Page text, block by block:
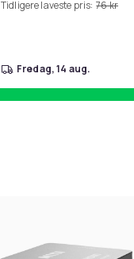
Tidligere laveste pris: 76 kr
fredag, 14 aug.